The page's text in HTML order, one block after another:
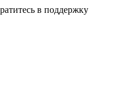
в поддержку